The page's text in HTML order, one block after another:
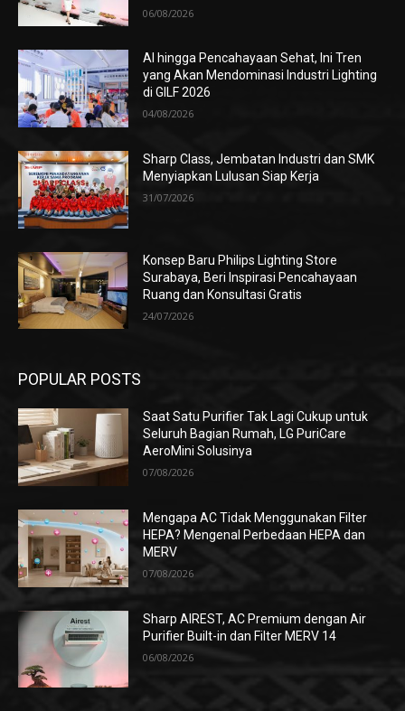
06/08/2026
AI hingga Pencahayaan Sehat, Ini Tren
yang Akan Mendominasi Industri Lighting
di GILF 2026
04/08/2026
Sharp Class, Jembatan Industri dan SMK
Menyiapkan Lulusan Siap Kerja
31/07/2026
Konsep Baru Philips Lighting Store
Surabaya, Beri Inspirasi Pencahayaan
Ruang dan Konsultasi Gratis
24/07/2026
POPULAR POSTS
Saat Satu Purifier Tak Lagi Cukup untuk
Seluruh Bagian Rumah, LG PuriCare
AeroMini Solusinya
07/08/2026
Mengapa AC Tidak Menggunakan Filter
HEPA? Mengenal Perbedaan HEPA dan
MERV
07/08/2026
Sharp AIREST, AC Premium dengan Air
Purifier Built-in dan Filter MERV 14
06/08/2026